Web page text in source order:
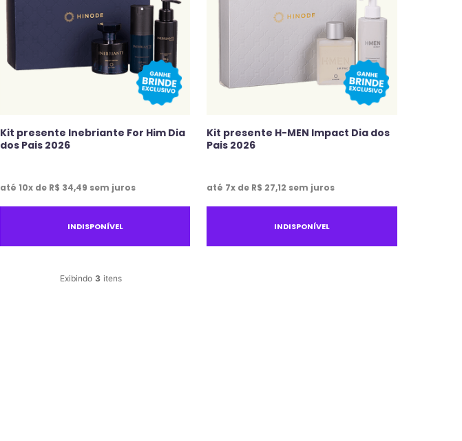
Kit presente Inebriante For Him Dia
dos Pais 2026
até 10x de R$ 34,49 sem juros
INDISPONÍVEL
Kit presente H-MEN Impact Dia dos
Pais 2026
até 7x de R$ 27,12 sem juros
INDISPONÍVEL
3